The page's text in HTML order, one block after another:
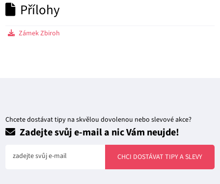
Přílohy
Zámek Zbiroh
Chcete dostávat tipy na skvělou dovolenou nebo slevové akce?
Zadejte svůj e-mail a nic Vám neujde!
zadejte svůj e-mail CHCI DOSTÁVAT TIPY A SLEVY